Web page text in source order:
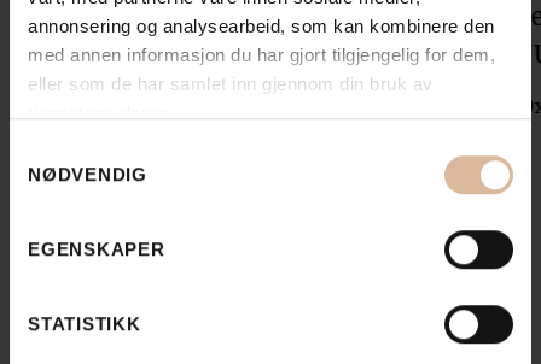
annonsering og analysearbeid, som kan kombinere den
med annen informasjon du har gjort tilgjengelig for dem,
eller som de har samlet inn gjennom din bruk av
NØDVENDIG
EGENSKAPER
STATISTIKK
Beer Belegningsstein i naturstein
UU Små Standard Lys Grå